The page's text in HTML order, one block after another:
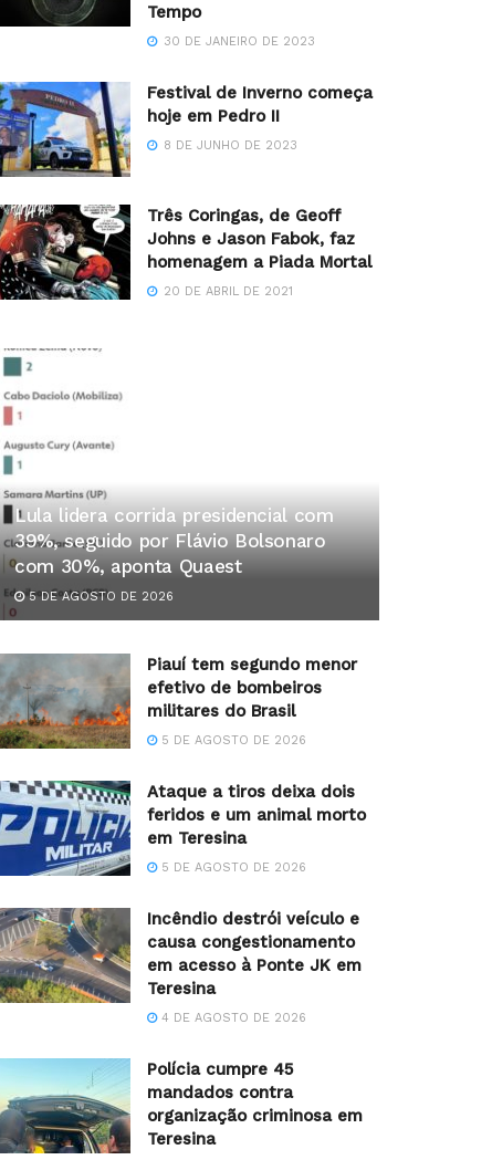
Tempo
30 DE JANEIRO DE 2023
Festival de Inverno começa
hoje em Pedro II
8 DE JUNHO DE 2023
Três Coringas, de Geoff
Johns e Jason Fabok, faz
homenagem a Piada Mortal
20 DE ABRIL DE 2021
Lula lidera corrida presidencial com
39%, seguido por Flávio Bolsonaro
com 30%, aponta Quaest
5 DE AGOSTO DE 2026
Piauí tem segundo menor
efetivo de bombeiros
militares do Brasil
5 DE AGOSTO DE 2026
Ataque a tiros deixa dois
feridos e um animal morto
em Teresina
5 DE AGOSTO DE 2026
Incêndio destrói veículo e
causa congestionamento
em acesso à Ponte JK em
Teresina
4 DE AGOSTO DE 2026
Polícia cumpre 45
mandados contra
organização criminosa em
Teresina